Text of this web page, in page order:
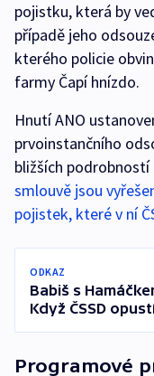
pojistku, která by
případě jeho
kterého policie
farmy Čapí hnízdo.
Hnutí ANO
prvoinstančního
bližších
smlouvě jsou
pojistek, které v ní
ODKAZ
Babiš s
Když ČSSD
Programové